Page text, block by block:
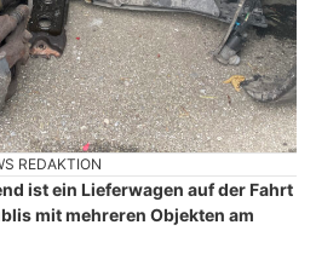
REDAKTION
ist ein Lieferwagen auf der Fahrt
mit mehreren Objekten am